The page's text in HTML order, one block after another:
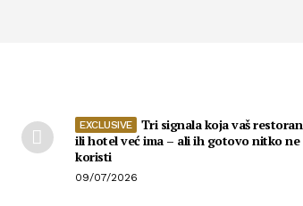
Tri signala koja vaš restoran
ili hotel već ima – ali ih gotovo nitko ne
koristi
09/07/2026